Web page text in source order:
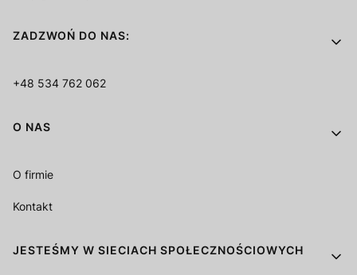
ZADZWOŃ DO NAS:
+48 534 762 062
O NAS
O firmie
Kontakt
JESTEŚMY W SIECIACH SPOŁECZNOŚCIOWYCH